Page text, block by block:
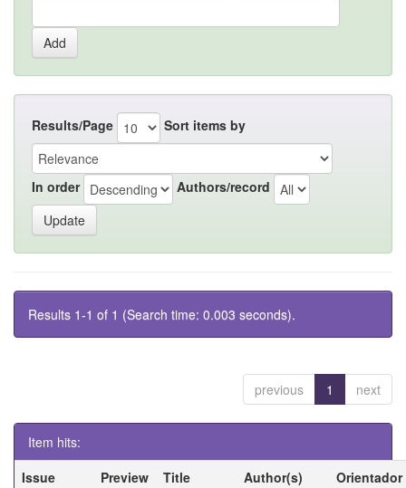
Results/Page Sort items by
In order Authors/record
Results 1-1 of 1 (Search time: 0.003 seconds).
previous 1 next
Item hits:
Issue
Preview Title Author(s) Orientador